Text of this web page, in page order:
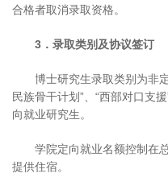
合格者取消录取资格。
3．录取类别及协议签订
博士研究生录取类别为非
民族骨干计划”、“西部对口支
向就业研究生。
学院定向就业名额控制在
提供住宿。